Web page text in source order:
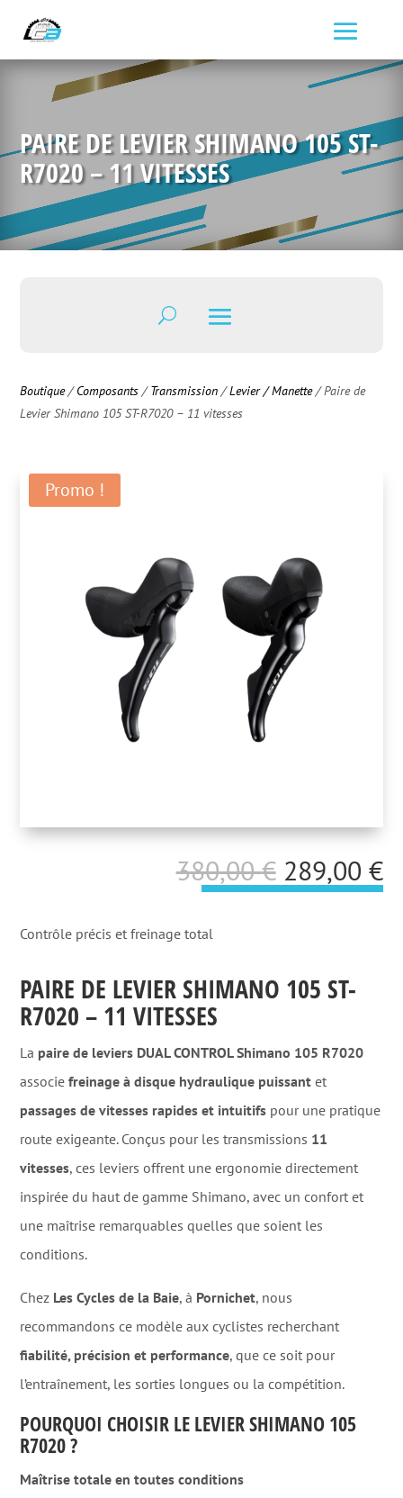
PAIRE DE LEVIER SHIMANO 105 ST-
R7020 – 11 VITESSES
Boutique/Composants /Transmission /Levier / Manette/ Paire de
Levier Shimano 105 ST-R7020 – 11 vitesses
Promo !
380,00€ Le
prix
380,00 €.
289,00 €
Contrôle précis et freinage total
PAIRE DE LEVIER SHIMANO 105 ST-
R7020 – 11 VITESSES
La paire de leviers DUAL CONTROL Shimano 105 R7020
associefreinage à disque hydraulique puissant et
passages de vitesses rapides et intuitifs pour une pratique
route exigeante. Conçus pour les transmissions 11
vitesses, ces leviers offrent une ergonomie directement
inspirée du haut de gamme Shimano, avec un confort et
une maîtrise remarquables quelles que soient les
conditions.
Chez Les Cycles de la Baie, à Pornichet, nous
recommandons ce modèle aux cyclistes recherchant
fiabilité, précision et performance, que ce soit pour
l’entraînement, les sorties longues ou la compétition.
POURQUOI CHOISIR LE LEVIER SHIMANO 105
R7020 ?
Maîtrise totale en toutes conditions